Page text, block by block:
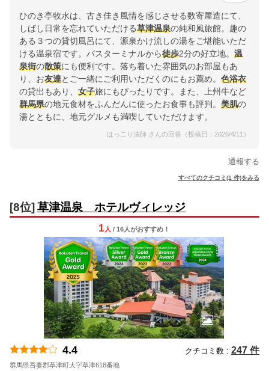
ひのき亭牧水は、古き佳き風情を感じさせる数寄屋造にて、
しばし日常を忘れていただける草津温泉の純和風旅館。趣の
ある３つの貸切風呂にて、源泉かけ流しの湯をご堪能いただ
ける温泉宿です。バスターミナルから徒歩2分の好立地。 温
泉街の散策にも便利です。落ち着いた雰囲気のお部屋もあ
り、お友達とご一緒にご利用いただくのにもお薦め。 色浴衣
の貸出もあり、 女子旅にもぴったりです。また、上州牛など
群馬県の地元食材をふんだんに使ったお食事も評判。 美肌の
湯とともに、地元グルメも満喫していただけます。
ほっこり法師 さんの回答（投稿日：2026/4/11）
通報する
すべてのクチコミ(1 件)をみる
[8位] 草津温泉 ホテルヴィレッジ
1 人 / 16人がおすすめ！
4.4 クチコミ数 : 247 件
群馬県吾妻郡草津町大字草津618番地